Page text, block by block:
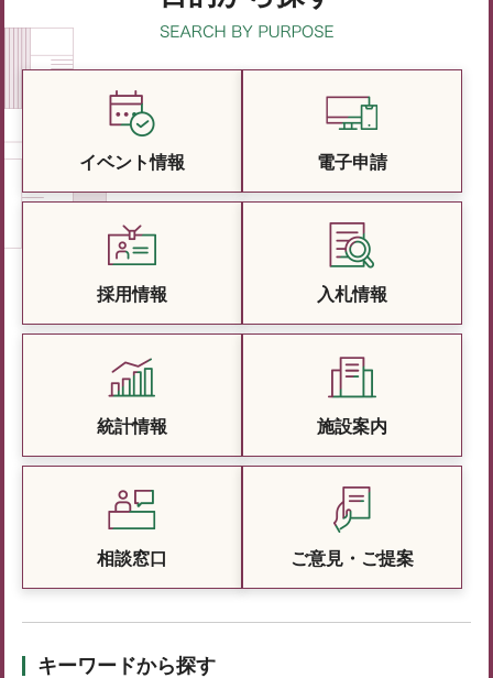
イベント情報 電子申請
採用情報 入札情報
統計情報 施設案内
相談窓口 ご意見・ご提案
キーワードから探す